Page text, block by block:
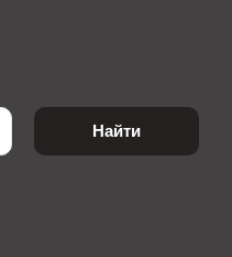
Найти